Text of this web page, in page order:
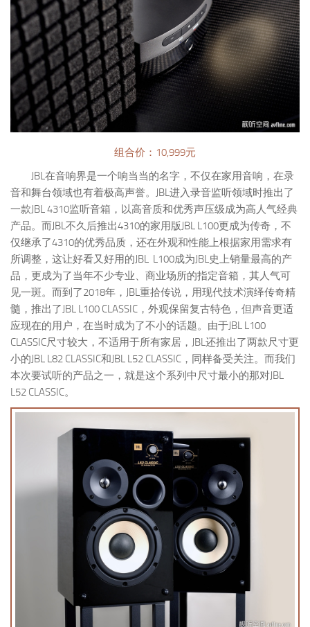
组合价：10,999元
JBL在音响界是一个响当当的名字，不仅在家用音响，在录
音和舞台领域也有着极高声誉。JBL进入录音监听领域时推出了
一款JBL 4310监听音箱，以高音质和优秀声压级成为高人气经典
产品。而JBL不久后推出4310的家用版JBL L100更成为传奇，不
仅继承了4310的优秀品质，还在外观和性能上根据家用需求有
所调整，这让好看又好用的JBL L100成为JBL史上销量最高的产
品，更成为了当年不少专业、商业场所的指定音箱，其人气可
见一斑。而到了2018年，JBL重拾传说，用现代技术演绎传奇精
髓，推出了JBL L100 CLASSIC，外观保留复古特色，但声音更适
应现在的用户，在当时成为了不小的话题。由于JBL L100
CLASSIC尺寸较大，不适用于所有家居，JBL还推出了两款尺寸更
小的JBL L82 CLASSIC和JBL L52 CLASSIC，同样备受关注。而我们
本次要试听的产品之一，就是这个系列中尺寸最小的那对JBL
L52 CLASSIC。